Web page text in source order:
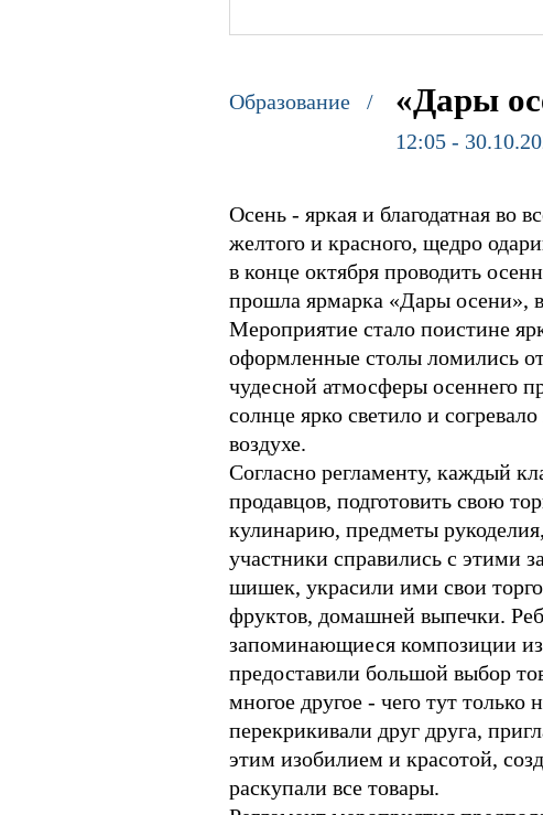
Образование / «Дары
12:05 -
Осень - яркая и благодатная во
желтого и красного, щедро
в конце октября проводить
прошла ярмарка «Дары осени»,
Мероприятие стало поистине
оформленные столы ломились
чудесной атмосферы осеннего
солнце ярко светило и
воздухе.
Согласно регламенту, каждый
продавцов, подготовить свою
кулинарию, предметы
участники справились с этими
шишек, украсили ими свои
фруктов, домашней выпечки.
запоминающиеся композиции
предоставили большой выбор
многое другое - чего тут
перекрикивали друг друга,
этим изобилием и красотой,
раскупали все товары.